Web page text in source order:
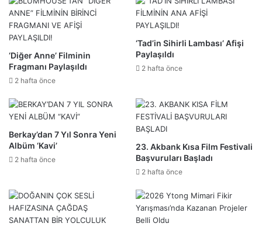
‘Diğer Anne’ Filminin
Fragmanı Paylaşıldı
2 hafta önce
‘Tad’in Sihirli Lambası’ Afişi
Paylaşıldı
2 hafta önce
Berkay’dan 7 Yıl Sonra Yeni
Albüm ‘Kavi’
2 hafta önce
23. Akbank Kısa Film Festivali
Başvuruları Başladı
2 hafta önce